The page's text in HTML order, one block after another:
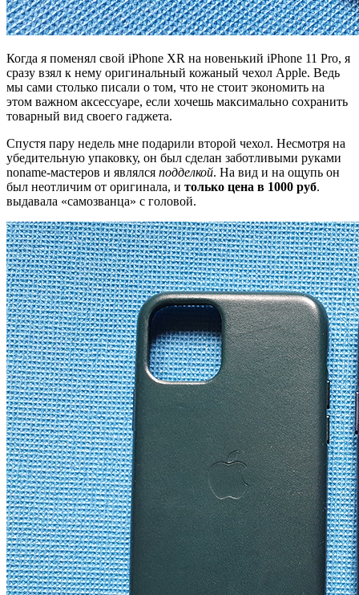
Когда я поменял свой iPhone XR на новенький iPhone 11 Pro, я
сразу взял к нему оригинальный кожаный чехол Apple. Ведь
мы сами столько писали о том, что не стоит экономить на
этом важном аксессуаре, если хочешь максимально сохранить
товарный вид своего гаджета.
Спустя пару недель мне подарили второй чехол. Несмотря на
убедительную упаковку, он был сделан заботливыми руками
noname-мастеров и являлся подделкой. На вид и на ощупь он
был неотличим от оригинала, и только цена в 1000 руб.
выдавала «самозванца» с головой.